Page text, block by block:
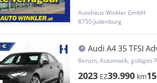
Autohaus Winkler GmbH
8750 Judenburg
Audi A4 35 TFSI
LEDER -52%
Benzin, Automatik, gültiges
2023 EZ39.990 km